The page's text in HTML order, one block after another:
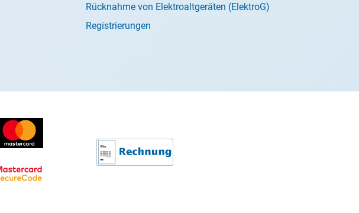
Rücknahme von Elektroaltgeräten (ElektroG)
Registrierungen